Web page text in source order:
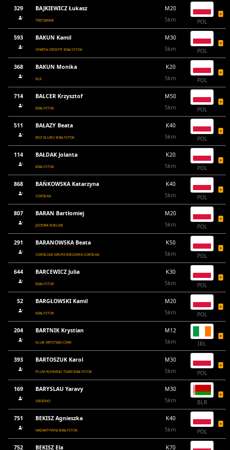
329 BAJKIEWICZ Łukasz
TRZCIANNE
M20
5km
POL
593 BAKUN Kamil
SPARTA CROSFIT BIAŁYSTOK
M30
5km
POL
368 BAKUN Monika
EŁK
K20
5km
POL
714 BALCER Krzysztof
BIAŁYSTOK
M50
5km
POL
511 BAŁAZY Beata
BEZ KLUBU BIAŁYSTOK
K40
5km
POL
114 BAŁDAK Jolanta
BIAŁYSTOK
K20
5km
POL
868 BAŃKOWSKA Katarzyna
SOKÓŁKA
K40
5km
POL
807 BARAN Bartłomiej
JEZIORA WIELKIE
M20
5km
POL
291 BARANOWSKA Beata
SOKÓŁSKA GRUPA BIEGOWA SOKÓŁKA
K50
5km
POL
644 BARCEWICZ Julia
BIAŁYSTOK
K30
5km
POL
52 BARGŁOWSKI Kamil
BIAŁYSTOK
M20
5km
POL
204 BARTNIK Krystian
KLUB KRYSTIAN CORK
M12
5km
IRL
393 BARTOSZUK Karol
PLUM RUNNING TEAM BIAŁYSTOK
M30
5km
POL
169 BARYSLAU Yaravy
GRODNO
M30
5km
BLR
751 BEKISZ Agnieszka
NADAKTYWNI BIAŁYSTOK
K40
5km
POL
752 BEKISZ Ela K70